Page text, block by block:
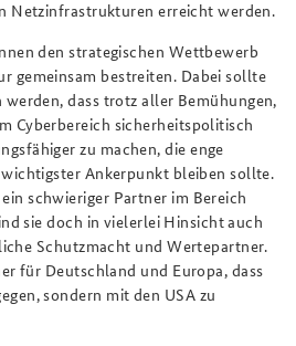
Netzinfrastrukturen erreicht werden.
den strategischen Wettbewerb
gemeinsam bestreiten. Dabei sollte
dass trotz aller Bemühungen,
Cyberbereich sicherheitspolitisch
zu machen, die enge
Ankerpunkt bleiben sollte.
schwieriger Partner im Bereich
sie doch in vielerlei Hinsicht auch
Schutzmacht und Wertepartner.
für Deutschland und Europa, dass
sondern mit den USA zu